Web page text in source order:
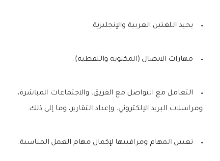
يجيد اللغتين العربية والإنجليزية.
مهارات الاتصال (المكتوبة واللفظية).
التعامل مع التواصل مع الفريق، والاجتماعات المباشرة،
ومراسلات البريد الإلكتروني، وإعداد التقارير، وما إلى ذلك.
تعيين المهام ومراقبتها لإكمال مهام العمل المناسبة.